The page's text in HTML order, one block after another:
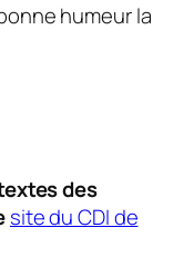
humeur la
des
site du CDI de